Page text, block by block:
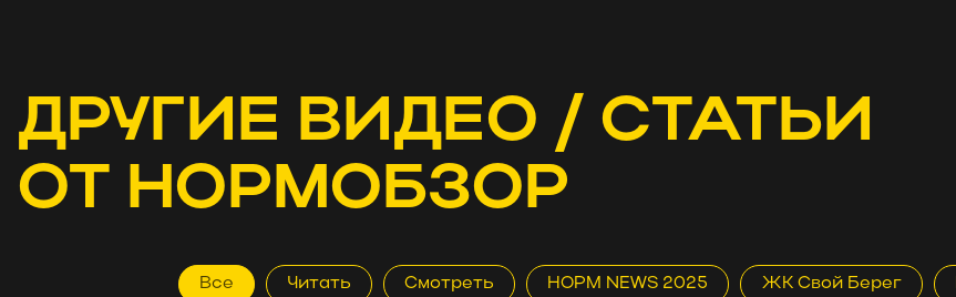
ДРУГИЕ ВИДЕО / СТАТЬИ
ОТ НОРМОБЗОР
Все Читать Смотреть НОРМ NEWS 2025 ЖК Свой Берег